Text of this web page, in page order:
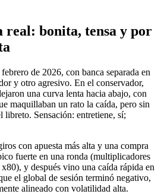
real: bonita, tensa y por
de 2026, con banca separada en
y otro agresivo. En el conservador,
una curva lenta hacia abajo, con
maquillaban un rato la caída, pero sin
libreto. Sensación: entretiene, sí;
con apuesta más alta y una compra
fuerte en una ronda (multiplicadores
y después vino una caída rápida en
el global de sesión terminó negativo,
alineado con volatilidad alta.